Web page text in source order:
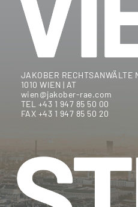
JAKOBER RECHTSANWÄLTE
1010 WIEN | AT
wien@jakober-rae.com
TEL +43 1 947 85 50 00
FAX +43 1 947 85 50 20